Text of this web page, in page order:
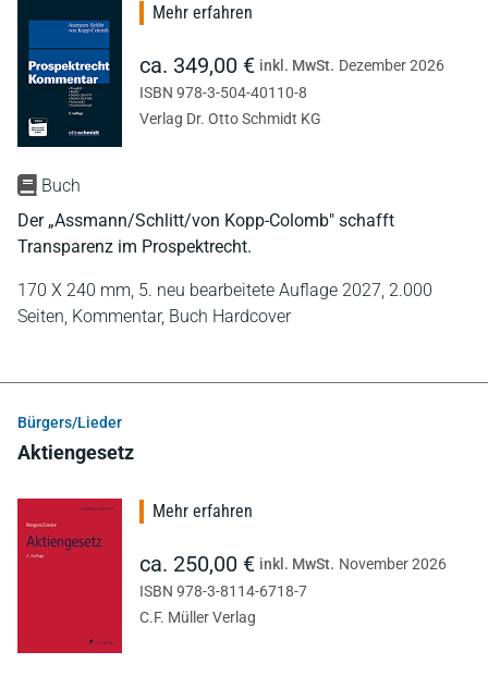
Buch
Der „Assmann/Schlitt/von Kopp-Colomb" schafft
Transparenz im Prospektrecht.
170 X 240 mm, 5. neu bearbeitete Auflage 2027, 2.000
Seiten, Kommentar, Buch Hardcover
Mehr erfahren
ca. 349,00 € inkl. MwSt. Dezember 2026
ISBN 978-3-504-40110-8
Verlag Dr. Otto Schmidt KG
Bürgers/Lieder
Aktiengesetz
Mehr erfahren
ca. 250,00 € inkl. MwSt. November 2026
ISBN 978-3-8114-6718-7
C.F. Müller Verlag